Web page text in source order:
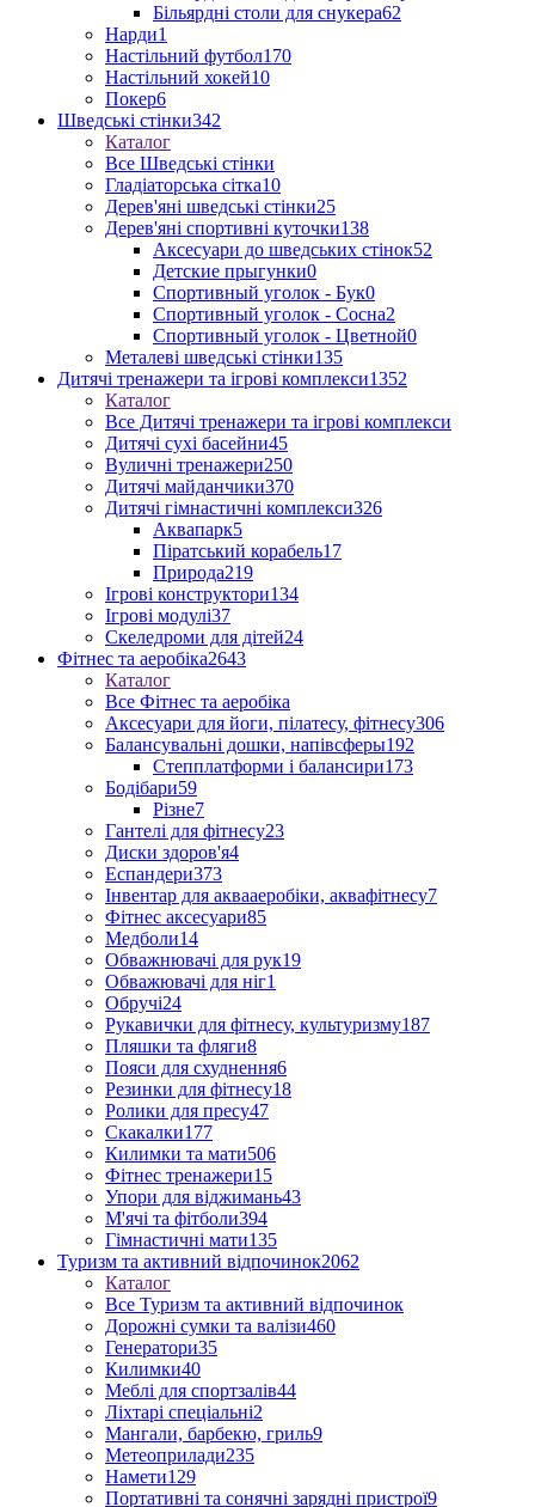
Більярдні столи для снукера62
Нарди1
Настільний футбол170
Настільний хокей10
Покер6
Шведські стінки342
Каталог
Все Шведські стінки
Гладіаторська сітка10
Дерев'яні шведські стінки25
Дерев'яні спортивні куточки138
Аксесуари до шведських стінок52
Детские прыгунки0
Спортивный уголок - Бук0
Спортивный уголок - Сосна2
Спортивный уголок - Цветной0
Металеві шведські стінки135
Дитячі тренажери та ігрові комплекси1352
Каталог
Все Дитячі тренажери та ігрові комплекси
Дитячі сухі басейни45
Вуличні тренажери250
Дитячі майданчики370
Дитячі гімнастичні комплекси326
Аквапарк5
Піратський корабель17
Природа219
Ігрові конструктори134
Ігрові модулі37
Скеледроми для дітей24
Фітнес та аеробіка2643
Каталог
Все Фітнес та аеробіка
Аксесуари для йоги, пілатесу, фітнесу306
Балансувальні дошки, напівсферы192
Степплатформи і балансири173
Бодібари59
Різне7
Гантелі для фітнесу23
Диски здоров'я4
Еспандери373
Інвентар для аквааеробіки, аквафітнесу7
Фітнес аксесуари85
Медболи14
Обважнювачі для рук19
Обважювачі для ніг1
Обручі24
Рукавички для фітнесу, культуризму187
Пляшки та фляги8
Пояси для схуднення6
Резинки для фітнесу18
Ролики для пресу47
Скакалки177
Килимки та мати506
Фітнес тренажери15
Упори для віджимань43
М'ячі та фітболи394
Гімнастичні мати135
Туризм та активний відпочинок2062
Каталог
Все Туризм та активний відпочинок
Дорожні сумки та валізи460
Генератори35
Килимки40
Меблі для спортзалів44
Ліхтарі спеціальні2
Мангали, барбекю, гриль9
Метеоприлади235
Намети129
Портативні та сонячні зарядні пристрої9